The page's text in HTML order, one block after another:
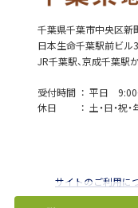
千葉県千葉市中央区新
日本生命千葉駅前ビル
JR千葉駅、京成千葉駅
受付時間
平日 9:00
休日
土・日・祝
サイトのご利用に